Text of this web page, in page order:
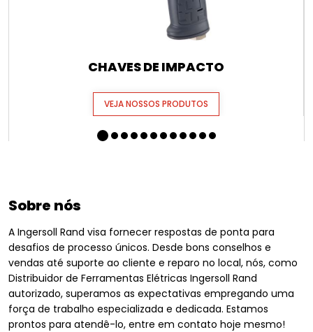
CHAVES DE IMPACTO
VEJA NOSSOS PRODUTOS
Sobre nós
A Ingersoll Rand visa fornecer respostas de ponta para
desafios de processo únicos. Desde bons conselhos e
vendas até suporte ao cliente e reparo no local, nós, como
Distribuidor de Ferramentas Elétricas Ingersoll Rand
autorizado, superamos as expectativas empregando uma
força de trabalho especializada e dedicada. Estamos
prontos para atendê-lo, entre em contato hoje mesmo!